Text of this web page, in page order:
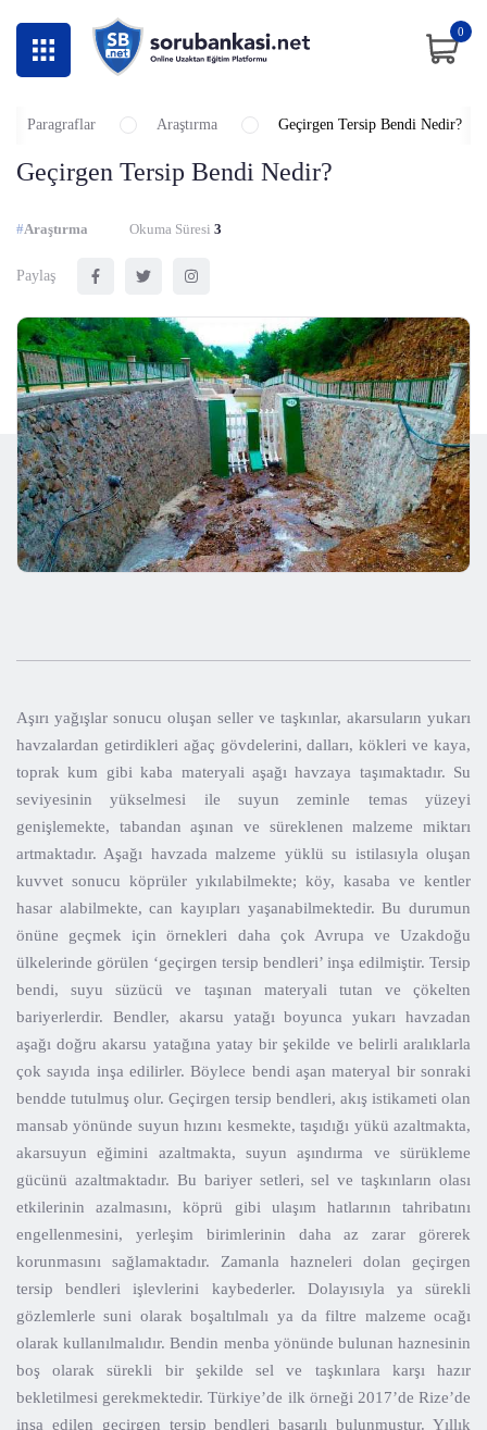
0
Paragraflar Araştırma Geçirgen Tersip Bendi Nedir?
Geçirgen Tersip Bendi Nedir?
#Araştırma Okuma Süresi 3
Paylaş
Aşırı yağışlar sonucu oluşan seller ve taşkınlar, akarsuların yukarı
havzalardan getirdikleri ağaç gövdelerini, dalları, kökleri ve kaya,
toprak kum gibi kaba materyali aşağı havzaya taşımaktadır. Su
seviyesinin yükselmesi ile suyun zeminle temas yüzeyi
genişlemekte, tabandan aşınan ve süreklenen malzeme miktarı
artmaktadır. Aşağı havzada malzeme yüklü su istilasıyla oluşan
kuvvet sonucu köprüler yıkılabilmekte; köy, kasaba ve kentler
hasar alabilmekte, can kayıpları yaşanabilmektedir. Bu durumun
önüne geçmek için örnekleri daha çok Avrupa ve Uzakdoğu
ülkelerinde görülen ‘geçirgen tersip bendleri’ inşa edilmiştir. Tersip
bendi, suyu süzücü ve taşınan materyali tutan ve çökelten
bariyerlerdir. Bendler, akarsu yatağı boyunca yukarı havzadan
aşağı doğru akarsu yatağına yatay bir şekilde ve belirli aralıklarla
çok sayıda inşa edilirler. Böylece bendi aşan materyal bir sonraki
bendde tutulmuş olur. Geçirgen tersip bendleri, akış istikameti olan
mansab yönünde suyun hızını kesmekte, taşıdığı yükü azaltmakta,
akarsuyun eğimini azaltmakta, suyun aşındırma ve sürükleme
gücünü azaltmaktadır. Bu bariyer setleri, sel ve taşkınların olası
etkilerinin azalmasını, köprü gibi ulaşım hatlarının tahribatını
engellenmesini, yerleşim birimlerinin daha az zarar görerek
korunmasını sağlamaktadır. Zamanla hazneleri dolan geçirgen
tersip bendleri işlevlerini kaybederler. Dolayısıyla ya sürekli
gözlemlerle suni olarak boşaltılmalı ya da filtre malzeme ocağı
olarak kullanılmalıdır. Bendin menba yönünde bulunan haznesinin
boş olarak sürekli bir şekilde sel ve taşkınlara karşı hazır
bekletilmesi gerekmektedir. Türkiye’de ilk örneği 2017’de Rize’de
inşa edilen geçirgen tersip bendleri başarılı bulunmuştur. Yıllık